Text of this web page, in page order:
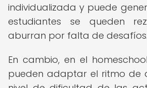
individualizada y puede
estudiantes se queden
aburran por falta de desafíos.
En cambio, en el
pueden adaptar el ritmo de